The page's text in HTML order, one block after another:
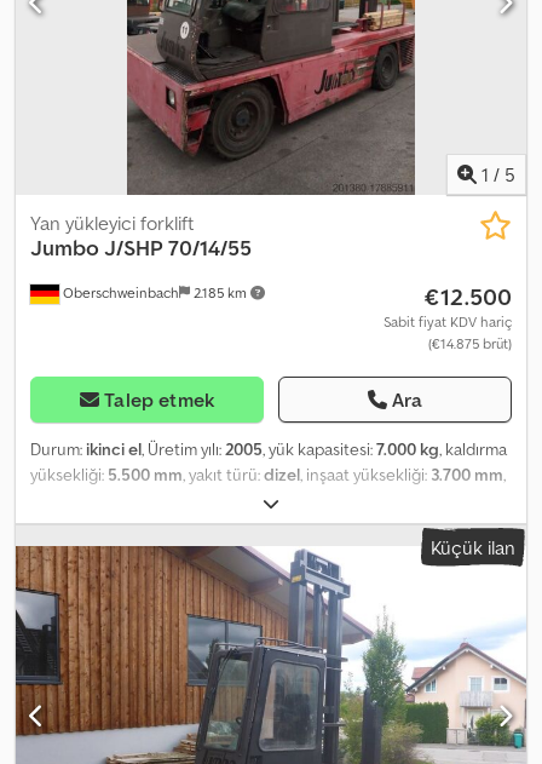
1 / 5
Oberschweinbach 2.185 km
Yan yükleyici forklift
JumboJ/SHP 70/14/55
€12.500
Sabit fiyat KDV hariç
(€14.875 brüt)
Talep etmek Ara
Durum: ikinci el, Üretim yılı: 2005, yük kapasitesi:7.000 kg, kaldırma
yüksekliği: 5.500 mm , yakıt türü:dizel , inşaat yüksekliği: 3.700 mm
diğer
Küçük ilan